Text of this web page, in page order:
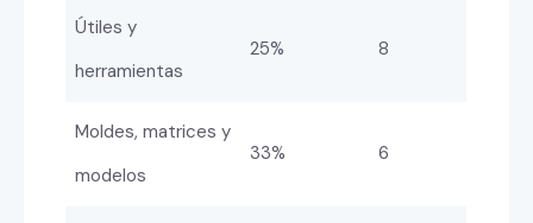
Útiles y
herramientas
25% 8
Moldes, matrices y
modelos
33% 6